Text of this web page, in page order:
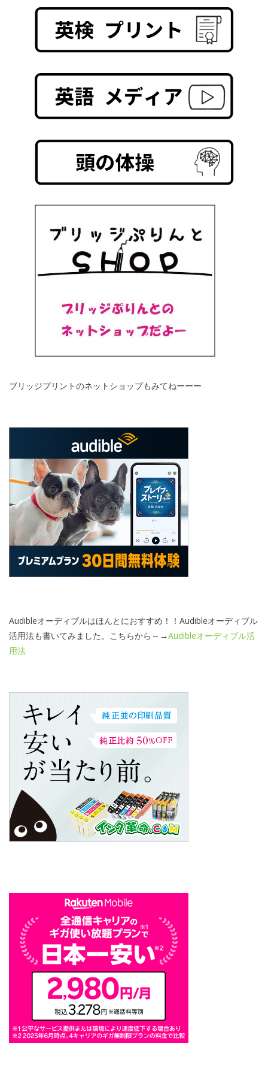
ブリッジプリントのネットショップもみてねーーー
Audibleオーディブルはほんとにおすすめ！！Audibleオーディブル
活用法も書いてみました。こちらから～→Audibleオーディブル活
用法